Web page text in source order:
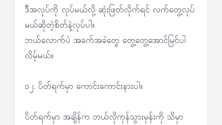
ဒီအလုပ်ကို လုပ်မယ်လို့ ဆုံးဖြတ်လိုက်ရင် လက်တွေ့လုပ်
မယ်ဆိုတဲ့စိတ်နဲ့လုပ်ပါ။
ဘယ်လောက်ပဲ အခက်အခဲတွေ တွေ့တွေ့အောင်မြင်ပါ
လိမ့်မယ်။
၁၂. ပိတ်ရက်မှာ ကောင်းကောင်းနားပါ။
ပိတ်ရက်မှာ အချိန်က ဘယ်လိုကုန်သွားမှန်းကို သိမှာ